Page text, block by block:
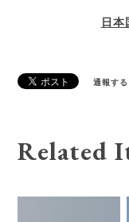
日本
通報する
Related